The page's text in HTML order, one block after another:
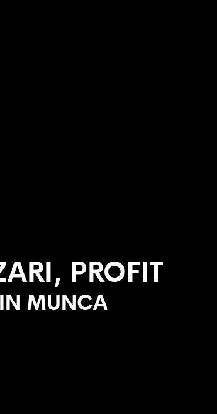
PROFIT
MUNCA